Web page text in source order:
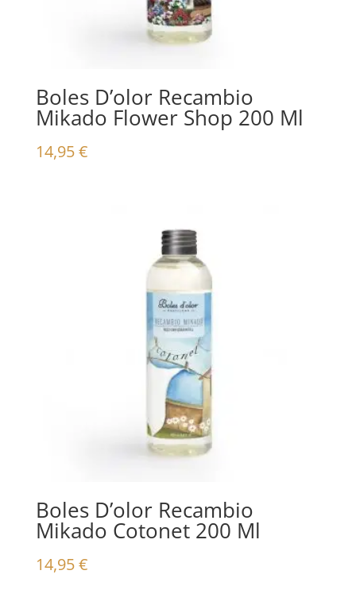
Boles D’olor Recambio
Mikado Flower Shop 200 Ml
14,95€
Boles D’olor Recambio
Mikado Cotonet 200 Ml
14,95€